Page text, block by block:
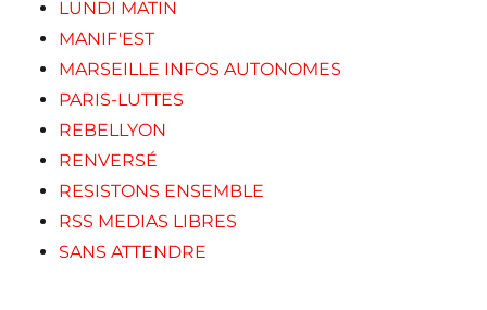
LUNDI MATIN
MANIF'EST
MARSEILLE INFOS AUTONOMES
PARIS-LUTTES
REBELLYON
RENVERSÉ
RESISTONS ENSEMBLE
RSS MEDIAS LIBRES
SANS ATTENDRE